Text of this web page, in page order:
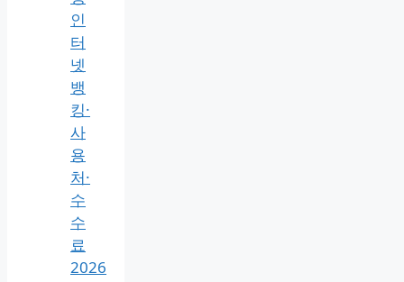
인
터
넷
뱅
킹·
사
용
처·
수
수
료
2026